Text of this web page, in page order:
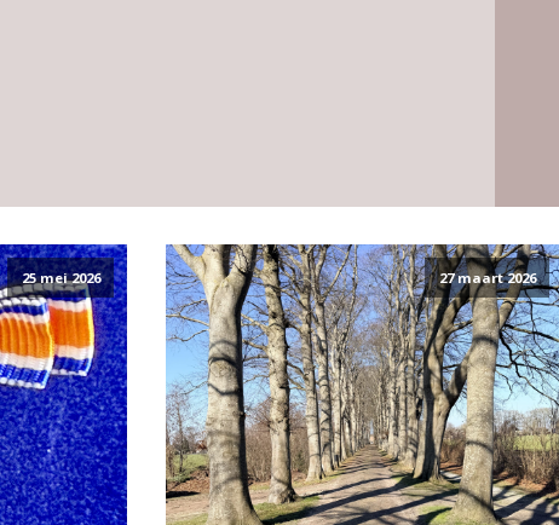
25 mei 2026 27 maart 2026